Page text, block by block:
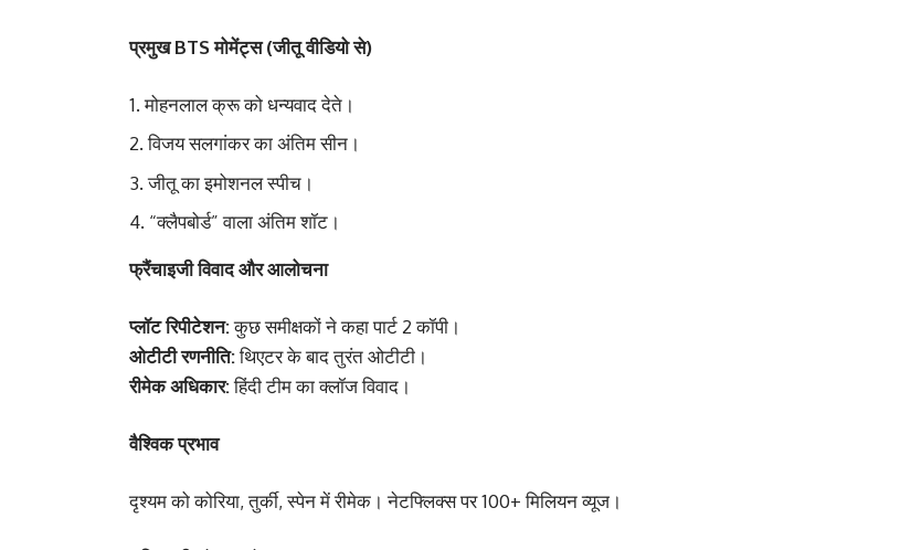
प्रमुख BTS मोमेंट्स (जीतू वीडियो से)
मोहनलाल क्रू को धन्यवाद देते।
विजय सलगांकर का अंतिम सीन।
जीतू का इमोशनल स्पीच।
“क्लैपबोर्ड” वाला अंतिम शॉट।
फ्रैंचाइजी विवाद और आलोचना
प्लॉट रिपीटेशन:कुछ समीक्षकों ने कहा पार्ट 2 कॉपी।
ओटीटी रणनीति:थिएटर के बाद तुरंत ओटीटी।
रीमेक अधिकार:हिंदी टीम का क्लॉज विवाद।
वैश्विक प्रभाव
दृश्यम को कोरिया, तुर्की, स्पेन में रीमेक। नेटफ्लिक्स पर 100+ मिलियन व्यूज।